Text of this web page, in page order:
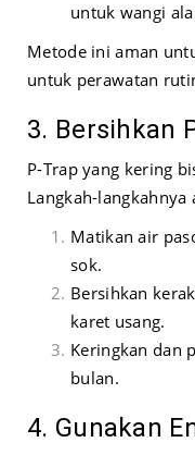
untuk wangi
Metode ini aman
untuk perawatan
3. Bersihkan
P-Trap yang kering
Langkah-langkahnya
Matikan air
sok.
Bersihkan
karet usang.
Keringkan dan
bulan.
4. Gunakan